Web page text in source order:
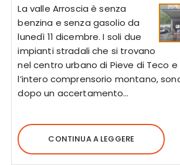
La valle Arroscia è senza
benzina e senza gasolio da
lunedì 11 dicembre. I soli due
impianti stradali che si trovano
nel centro urbano di Pieve di Teco
l’intero comprensorio montano,
dopo un accertamento…
CONTINUA A LEGGERE